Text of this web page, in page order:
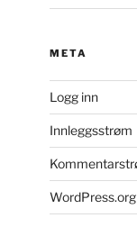
META
Logg inn
Innleggsstrøm
WordPress.org